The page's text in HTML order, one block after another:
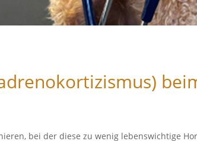
bei der diese zu wenig lebenswichtige